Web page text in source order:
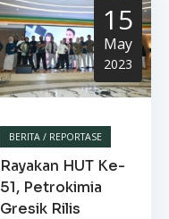
15
May
2023
BERITA / REPORTASE
Rayakan HUT Ke-
51, Petrokimia
Gresik Rilis